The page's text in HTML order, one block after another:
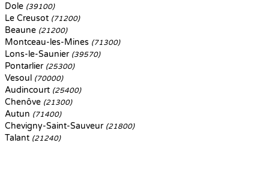
Dole (39100)
Le Creusot (71200)
Beaune (21200)
Montceau-les-Mines (71300)
Lons-le-Saunier (39570)
Pontarlier (25300)
Vesoul (70000)
Audincourt (25400)
Chenôve (21300)
Autun (71400)
Chevigny-Saint-Sauveur (21800)
Talant (21240)